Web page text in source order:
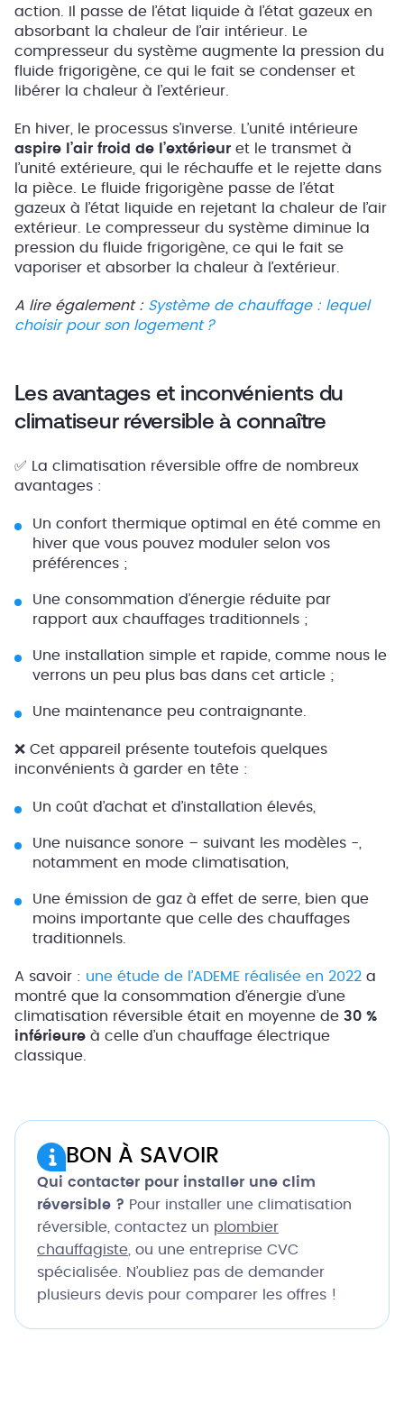
action. Il passe de l’état liquide à l’état gazeux en
absorbant la chaleur de l’air intérieur. Le
compresseur du système augmente la pression du
fluide frigorigène, ce qui le fait se condenser et
libérer la chaleur à l’extérieur.
En hiver, le processus s’inverse. L’unité intérieure
aspire l’air froid de l’extérieur et le transmet à
l’unité extérieure, qui le réchauffe et le rejette dans
la pièce. Le fluide frigorigène passe de l’état
gazeux à l’état liquide en rejetant la chaleur de l’air
extérieur. Le compresseur du système diminue la
pression du fluide frigorigène, ce qui le fait se
vaporiser et absorber la chaleur à l’extérieur.
A lire également : Système de chauffage : lequel
choisir pour son logement ?
Les avantages et inconvénients du
climatiseur réversible à connaître
✅ La climatisation réversible offre de nombreux
avantages :
Un confort thermique optimal en été comme en
hiver que vous pouvez moduler selon vos
préférences ;
Une consommation d’énergie réduite par
rapport aux chauffages traditionnels ;
Une installation simple et rapide, comme nous le
verrons un peu plus bas dans cet article ;
Une maintenance peu contraignante.
❌ Cet appareil présente toutefois quelques
inconvénients à garder en tête :
Un coût d’achat et d’installation élevés,
Une nuisance sonore – suivant les modèles -,
notamment en mode climatisation,
Une émission de gaz à effet de serre, bien que
moins importante que celle des chauffages
traditionnels.
A savoir : une étude de l’ADEME réalisée en 2022 a
montré que la consommation d’énergie d’une
climatisation réversible était en moyenne de 30 %
inférieure à celle d’un chauffage électrique
classique.
BON À SAVOIR
Qui contacter pour installer une clim
réversible ? Pour installer une climatisation
réversible, contactez un plombier
chauffagiste , ou une entreprise CVC
spécialisée. N’oubliez pas de demander
plusieurs devis pour comparer les offres !